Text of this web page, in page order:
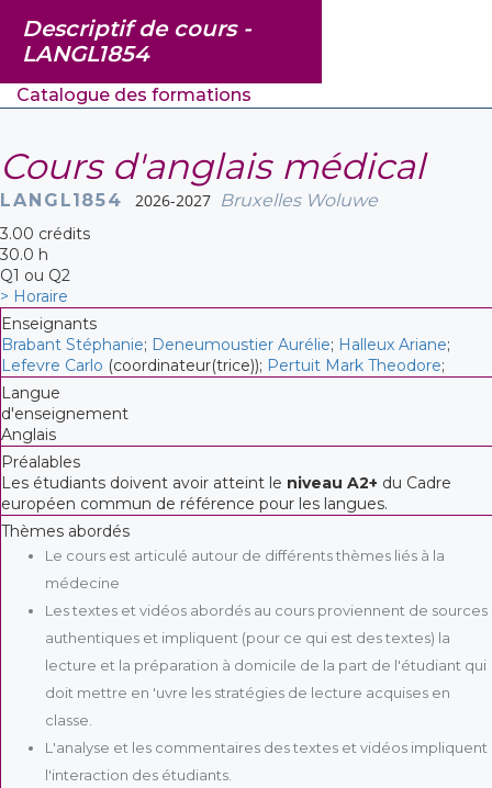
Descriptif de cours -
LANGL1854
Catalogue des formations
Cours d'anglais médical
LANGL1854 2026-2027 Bruxelles Woluwe
3.00 crédits
30.0 h
Q1 ou Q2
> Horaire
Enseignants
Brabant Stéphanie; Deneumoustier Aurélie; Halleux Ariane;
Lefevre Carlo (coordinateur(trice)); Pertuit Mark Theodore;
Langue
d'enseignement
Anglais
Préalables
Les étudiants doivent avoir atteint le niveau A2+ du Cadre
européen commun de référence pour les langues.
Thèmes abordés
Le cours est articulé autour de différents thèmes liés à la
médecine
Les textes et vidéos abordés au cours proviennent de sources
authentiques et impliquent (pour ce qui est des textes) la
lecture et la préparation à domicile de la part de l'étudiant qui
doit mettre en 'uvre les stratégies de lecture acquises en
classe.
L'analyse et les commentaires des textes et vidéos impliquent
l'interaction des étudiants.